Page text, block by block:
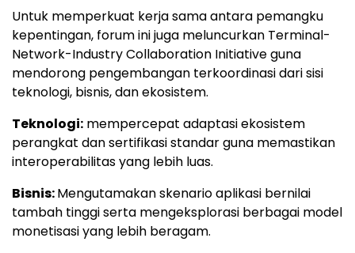
Untuk memperkuat kerja sama antara pemangku
kepentingan, forum ini juga meluncurkan Terminal-
Network-Industry Collaboration Initiative guna
mendorong pengembangan terkoordinasi dari sisi
teknologi, bisnis, dan ekosistem.
Teknologi: mempercepat adaptasi ekosistem
perangkat dan sertifikasi standar guna memastikan
interoperabilitas yang lebih luas.
Bisnis:Mengutamakan skenario aplikasi bernilai
tambah tinggi serta mengeksplorasi berbagai model
monetisasi yang lebih beragam.